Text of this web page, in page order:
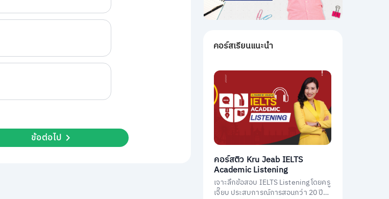
ข้อต่อไป
คอร์สเรียนแนะนำ
คอร์สติว Kru Jeab IELTS
Academic Listening
เจาะลึกข้อสอบ IELTS Listening โดยครู
เจี๊ยบ ประสบการณ์การสอนกว่า 20 ปี